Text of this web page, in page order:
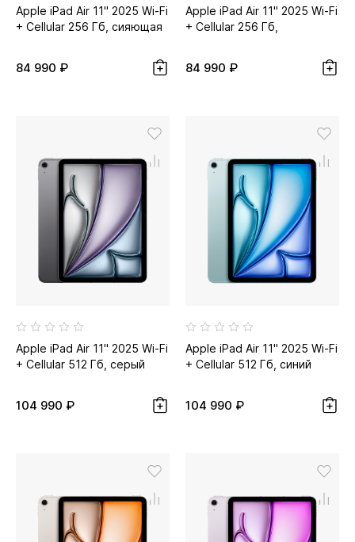
Apple iPad Air 11" 2025 Wi-Fi
+ Cellular 256 Гб, сияющая
84 990 ₽
Apple iPad Air 11" 2025 Wi-Fi
+ Cellular 256 Гб,
84 990 ₽
Apple iPad Air 11" 2025 Wi-Fi
+ Cellular 512 Гб, серый
104 990 ₽
Apple iPad Air 11" 2025 Wi-Fi
+ Cellular 512 Гб, синий
104 990 ₽